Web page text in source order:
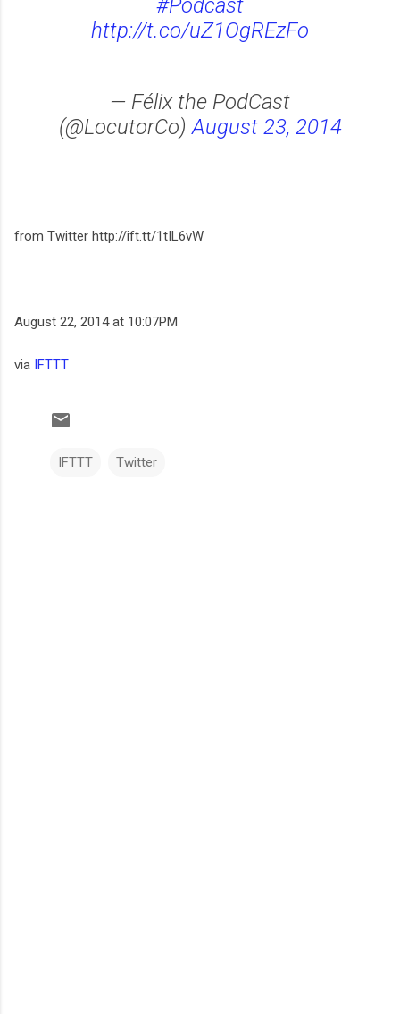
#Podcast
http://t.co/uZ1OgREzFo
— Félix the PodCast
(@LocutorCo)August 23, 2014
from Twitter http://ift.tt/1tIL6vW
August 22, 2014 at 10:07PM
via IFTTT
IFTTT Twitter